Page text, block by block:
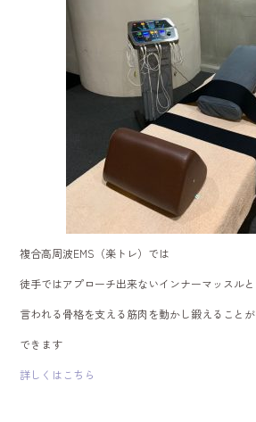
複合高周波EMS（楽トレ）では
徒手ではアプローチ出来ないインナーマッスルと
言われる骨格を支える筋肉を動かし鍛えることが
できます
詳しくはこちら